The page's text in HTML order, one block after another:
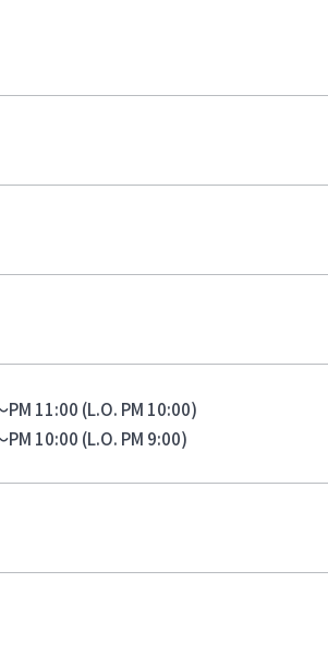
11:00 (L.O. PM 10:00)
10:00 (L.O. PM 9:00)